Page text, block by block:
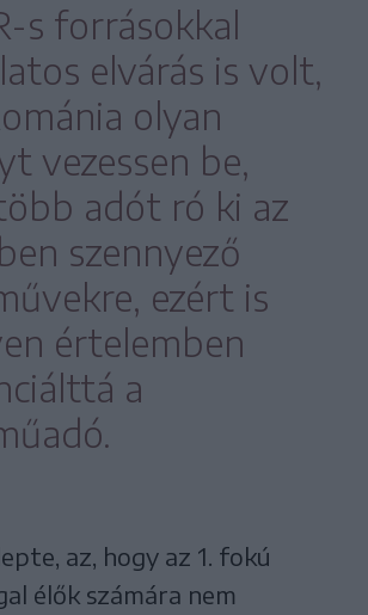
s forrásokkal
elvárás is volt,
olyan
vezessen be,
adót ró ki az
szennyező
ezért is
értelemben
a
az, hogy az 1. fokú
élők számára nem